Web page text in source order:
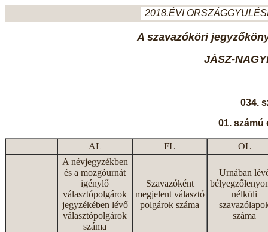
2018.ÉVI
A szavazóköri
JÁSZ-
034.
01. számú
AL FL
OL
A névjegyzékben
és a mozgóurnát
igénylő
választópolgárok
jegyzékében lévő
választópolgárok
száma
Szavazóként
megjelent választó
polgárok száma
Urnában
nélküli
száma